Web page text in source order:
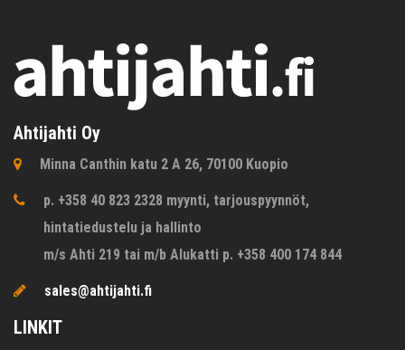
Ahtijahti Oy
Minna Canthin katu 2 A 26, 70100 Kuopio
p. +358 40 823 2328 myynti, tarjouspyynnöt,
hintatiedustelu ja hallinto
m/s Ahti 219 tai m/b Alukatti p. +358 400 174 844
sales@ahtijahti.fi
LINKIT